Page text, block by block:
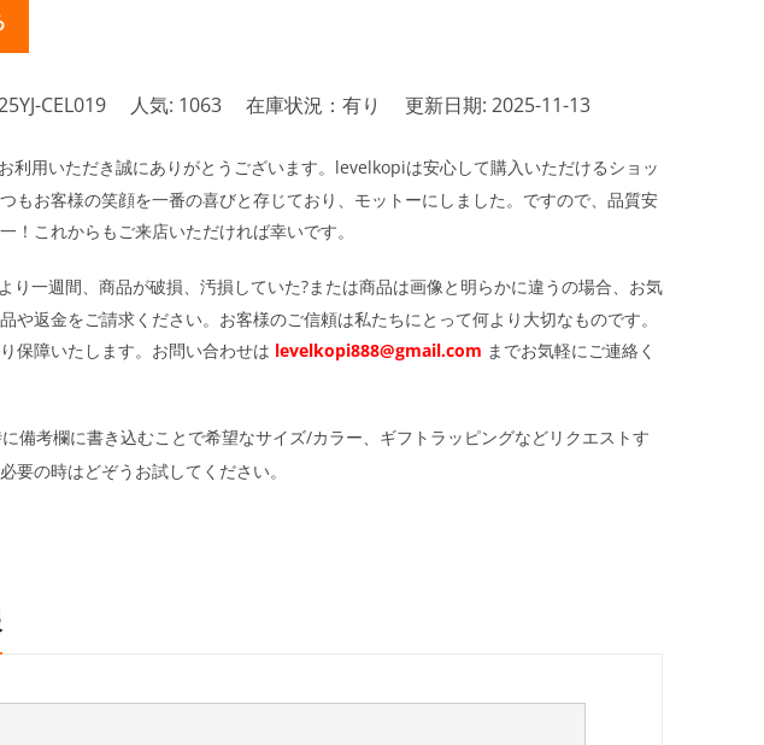
CEL019 人気: 1063 在庫状況：有り 更新日期: 2025-11-13
利用いただき誠にありがとうございます。levelkopiは安心して購入いただけるショッ
もお客様の笑顔を一番の喜びと存じており、モットーにしました。ですので、品質安
！これからもご来店いただければ幸いです。
り一週間、商品が破損、汚損していた?または商品は画像と明らかに違うの場合、お気
や返金をご請求ください。お客様のご信頼は私たちにとって何より大切なものです。
保障いたします。お問い合わせは levelkopi888@gmail.com までお気軽にご連絡く
備考欄に書き込むことで希望なサイズ/カラー、ギフトラッピングなどリクエストす
要の時はどぞうお試してください。